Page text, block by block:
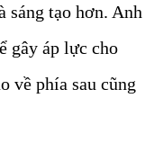
sáng tạo hơn. Anh
gây áp lực cho
về phía sau cũng